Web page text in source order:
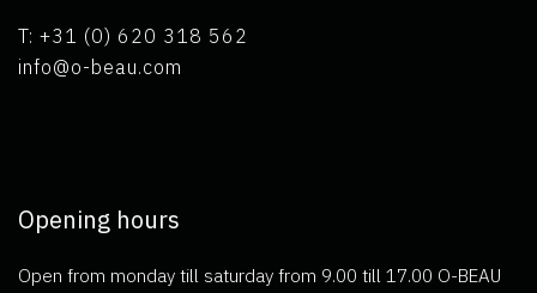
T: +31 (0) 620 318 562
info@o-beau.com
Opening hours
Open from monday till saturday from 9.00 till 17.00 O-BEAU